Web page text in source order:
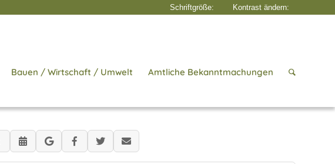
Bauen / Wirtschaft / Umwelt Amtliche Bekanntmachungen